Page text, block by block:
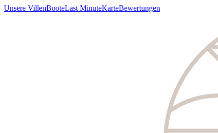
Unsere VillenBooteLast MinuteKarteBewertungen